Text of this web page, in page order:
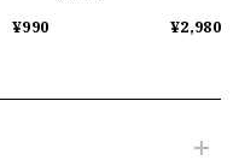
¥990
¥2,980